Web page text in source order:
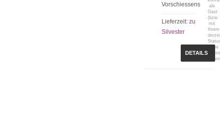
Vorschiessens
Lieferzeit:zu
Silvester
als
Gast
(bzw.
mit
Ihrem
keine
DETAILS